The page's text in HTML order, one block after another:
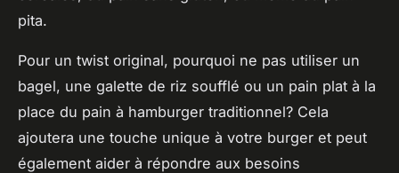
pita.
Pour un twist original, pourquoi ne pas utiliser un
bagel, une galette de riz soufflé ou un pain plat à la
place du pain à hamburger traditionnel? Cela
ajoutera une touche unique à votre burger et peut
également aider à répondre aux besoins